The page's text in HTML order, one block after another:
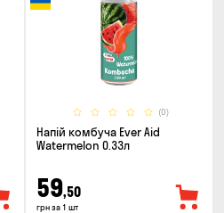
(0)
Напій комбуча Ever Aid
Watermelon 0.33л
59,50
грн за 1 шт